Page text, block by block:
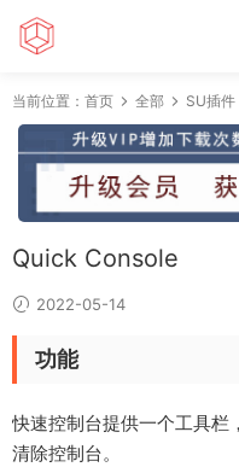
当前位置： 首页 全部 SU插件
Quick Console
2022-05-14
功能
快速控制台提供一个工具栏
清除控制台。